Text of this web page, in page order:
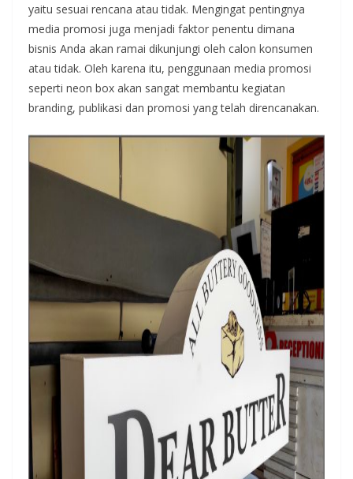
yaitu sesuai rencana atau tidak. Mengingat pentingnya
media promosi juga menjadi faktor penentu dimana
bisnis Anda akan ramai dikunjungi oleh calon konsumen
atau tidak. Oleh karena itu, penggunaan media promosi
seperti neon box akan sangat membantu kegiatan
branding, publikasi dan promosi yang telah direncanakan.